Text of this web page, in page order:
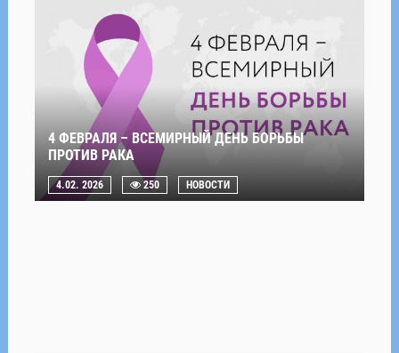
4 ФЕВРАЛЯ – ВСЕМИРНЫЙ ДЕНЬ БОРЬБЫ
ПРОТИВ РАКА
4.02. 2026 250 НОВОСТИ